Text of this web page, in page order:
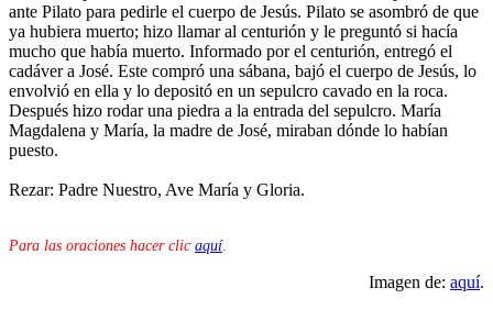
ante Pilato para pedirle el cuerpo de Jesús. Pilato se asombró de que
ya hubiera muerto; hizo llamar al centurión y le preguntó si hacía
mucho que había muerto. Informado por el centurión, entregó el
cadáver a José. Este compró una sábana, bajó el cuerpo de Jesús, lo
envolvió en ella y lo depositó en un sepulcro cavado en la roca.
Después hizo rodar una piedra a la entrada del sepulcro. María
Magdalena y María, la madre de José, miraban dónde lo habían
puesto.
Rezar: Padre Nuestro, Ave María y Gloria.
Para las oraciones hacer clic aquí.
Imagen de: aquí.